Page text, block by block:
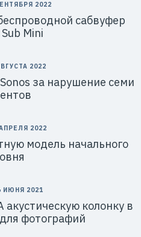
2022
сабвуфер
Mini
2022
за нарушение семи
2022
модель начального
ИЮНЯ 2021
акустическую колонку в
фотографий